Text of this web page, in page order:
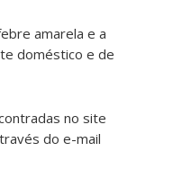
amarela e a
doméstico e de
no site
do e-mail